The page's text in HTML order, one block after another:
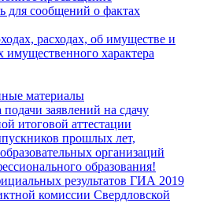
для сообщений о фактах
расходах, об имуществе и
имущественного характера
материалы
заявлений на сдачу
итоговой аттестации
прошлых лет,
организаций
образования!
результатов ГИА 2019
комиссии Свердловской